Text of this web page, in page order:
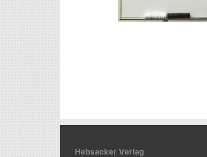
Hebsacker Verlag